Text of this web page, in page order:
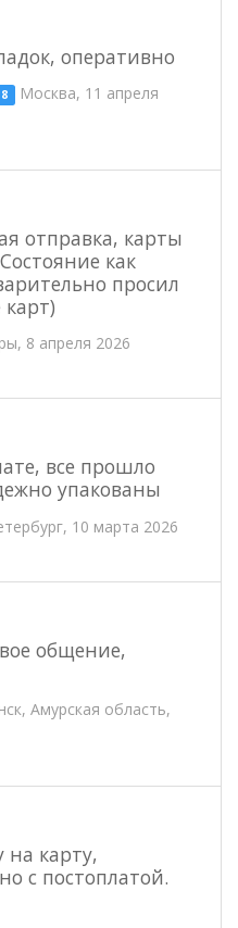
оперативно
Москва, 11 апреля
отправка, карты
как
просил
8 апреля 2026
все прошло
упакованы
10 марта 2026
общение,
Амурская область,
на карту,
с постоплатой.